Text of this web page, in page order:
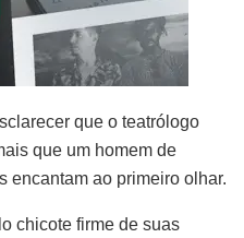
que o teatrólogo
que um homem de
encantam ao primeiro olhar.
chicote firme de suas